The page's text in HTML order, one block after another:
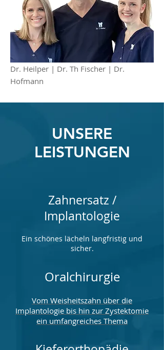
Dr. Heilper | Dr. Th Fischer | Dr.
Hofmann
UNSERE
LEISTUNGEN
Zahnersatz /
Implantologie
Ein schönes lächeln langfristig und
sicher.
Oralchirurgie
Vom Weisheitszahn über die
Implantologie bis hin zur Zystektomie
ein umfangreiches Thema